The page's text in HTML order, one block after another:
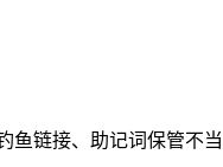
链接、助记词保管不